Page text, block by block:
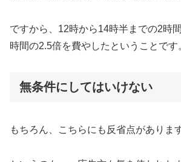
ですから、12時から14時半までの2時
時間の2.5倍を費やしたということです
無条件にしてはいけない
もちろん、こちらにも反省点があります